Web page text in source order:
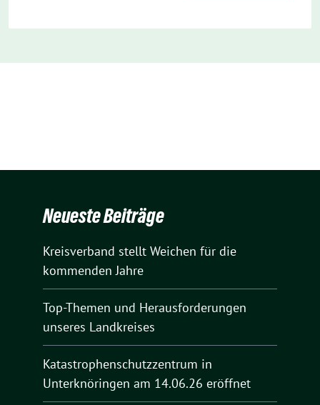
Neueste Beiträge
Kreisverband stellt Weichen für die
kommenden Jahre
Top-Themen und Herausforderungen
unseres Landkreises
Katastrophenschutzzentrum in
Unterknöringen am 14.06.26 eröffnet